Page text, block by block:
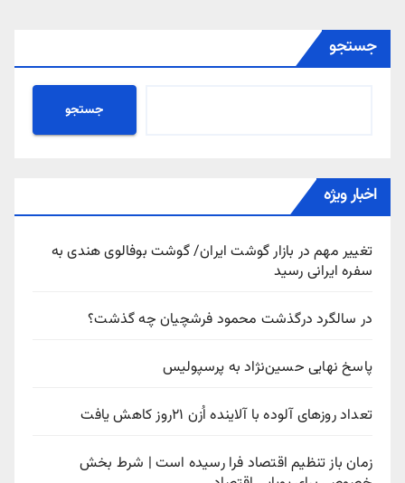
جستجو
جستجو
اخبار ویژه
تغییر مهم در بازار گوشت ایران/ گوشت بوفالوی هندی به
سفره ایرانی رسید
در سالگرد درگذشت محمود فرشچیان چه گذشت؟
پاسخ نهایی حسین‌نژاد به پرسپولیس
تعداد روزهای آلوده با آلاینده اُزن ۲۱روز کاهش یافت
زمان باز تنظیم اقتصاد فرا رسیده است | شرط بخش